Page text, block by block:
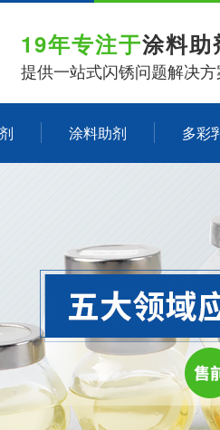
19年专注于涂料助
提供一站式闪锈问题解决方
涂料助剂 多彩